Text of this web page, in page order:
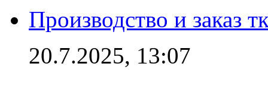
Производство и заказ
20.7.2025, 13:07